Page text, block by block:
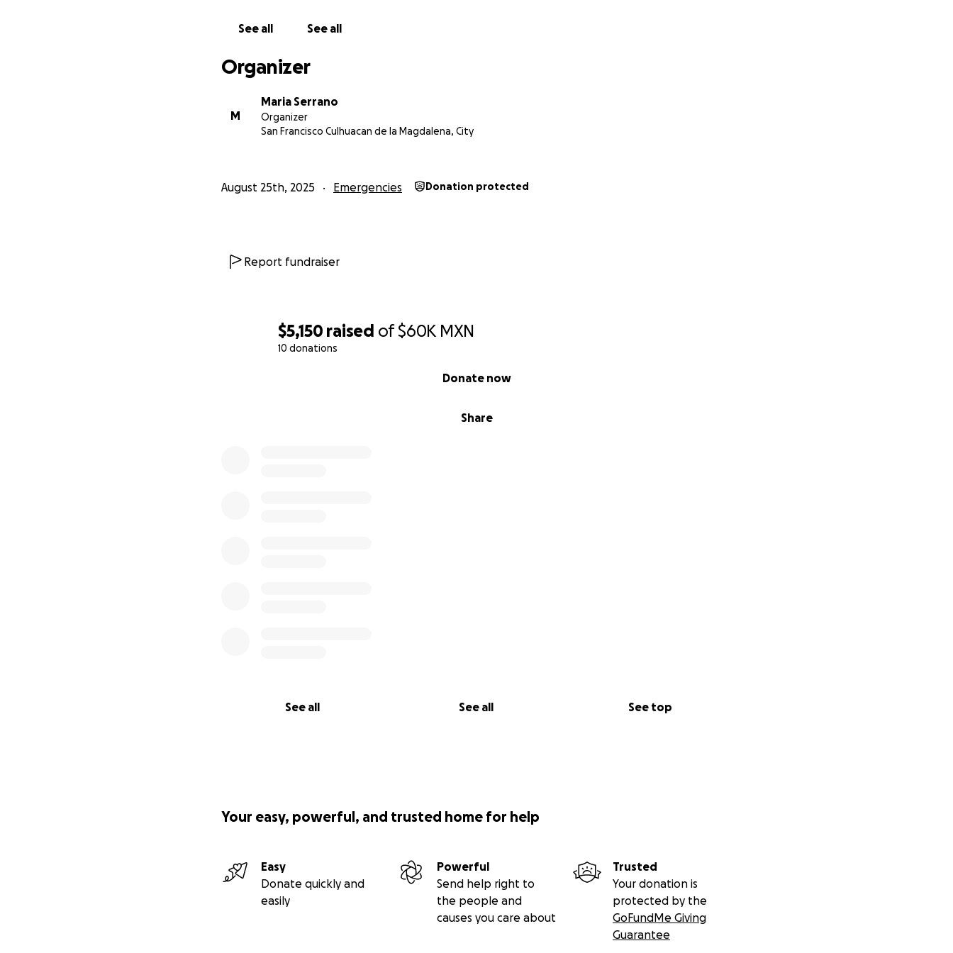
$5,150 raised of$60K MXN
10 donations
Share
Donate now
See all See all See top
See all See all
Organizer
M
Maria Serrano
Organizer
San Francisco Culhuacan de la Magdalena, City
August 25th, 2025 Emergencies Donation protected
Report fundraiser
Your easy, powerful, and trusted home for help
Easy
Donate quickly and
easily
Powerful
Send help right to
the people and
causes you care about
Trusted
Your donation is
protected by the
GoFundMe Giving
Guarantee